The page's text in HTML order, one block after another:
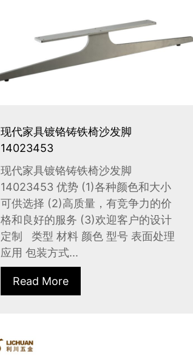
现代家具镀铬铸铁椅沙发脚
14023453
现代家具镀铬铸铁椅沙发脚
14023453 优势 (1)各种颜色和大小
可供选择 (2)高质量，有竞争力的价
格和良好的服务 (3)欢迎客户的设计
定制 类型 材料 颜色 型号 表面处理
应用 包装方式...
Read More